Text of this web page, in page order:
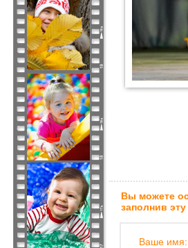
Вы можете
заполнив
Ваше имя: